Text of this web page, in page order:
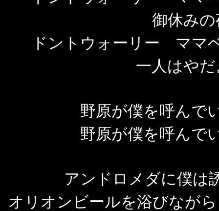
御休み
ドントウォーリー ママ
一人はや
野原が僕を呼ん
野原が僕を呼ん
アンドロメダに僕
オリオンビールを浴びなが